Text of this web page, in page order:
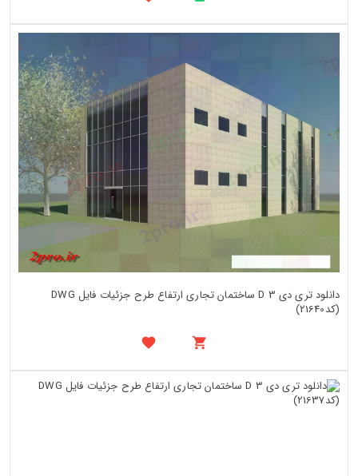
دانلود تری دی 3 D ساختمان تجاری ارتفاع طرح جزئیات فایل DWG
(کد21640)